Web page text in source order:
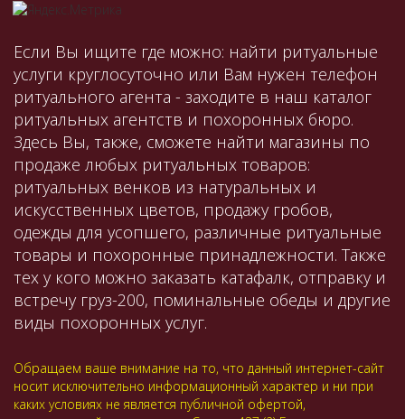
Если Вы ищите где можно: найти ритуальные
услуги круглосуточно или Вам нужен телефон
ритуального агента - заходите в наш каталог
ритуальных агентств и похоронных бюро.
Здесь Вы, также, сможете найти магазины по
продаже любых ритуальных товаров:
ритуальных венков из натуральных и
искусственных цветов, продажу гробов,
одежды для усопшего, различные ритуальные
товары и похоронные принадлежности. Также
тех у кого можно заказать катафалк, отправку и
встречу груз-200, поминальные обеды и другие
виды похоронных услуг.
Обращаем ваше внимание на то, что данный интернет-сайт
носит исключительно информационный характер и ни при
каких условиях не является публичной офертой,